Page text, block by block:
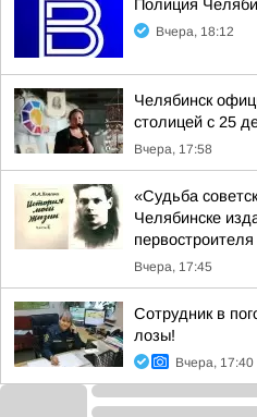
Полиция
Вчера, 18:12
Челябинск
столицей с 25
Вчера, 17:58
«Судьба
Челябинске
Вчера, 17:45
Сотрудник в
лозы!
Вчера, 17:40